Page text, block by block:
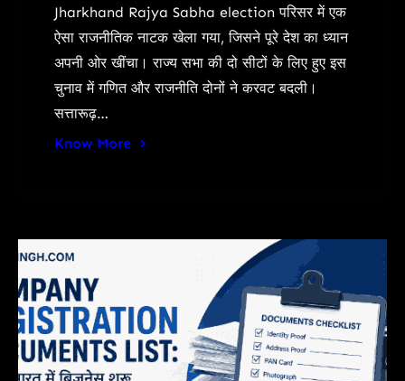
Jharkhand Rajya Sabha election परिसर में एक
ऐसा राजनीतिक नाटक खेला गया, जिसने पूरे देश का ध्यान
अपनी ओर खींचा। राज्य सभा की दो सीटों के लिए हुए इस
चुनाव में गणित और राजनीति दोनों ने करवट बदली।
सत्तारूढ़…
Know More